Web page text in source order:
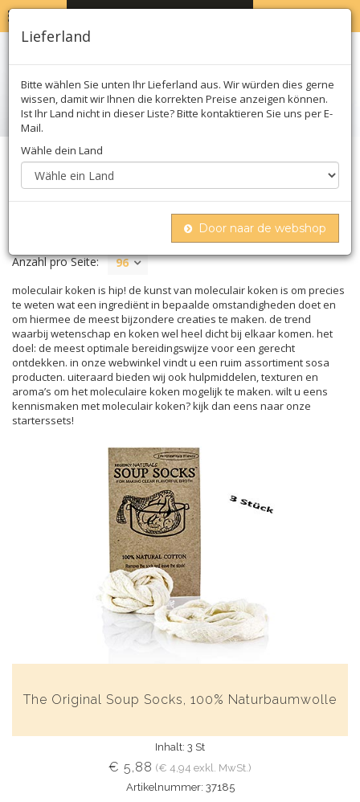
Molekular
Anzahl pro Seite: 96
moleculair koken is hip! de kunst van moleculair koken is om precies
te weten wat een ingrediënt in bepaalde omstandigheden doet en
om hiermee de meest bijzondere creaties te maken. de trend
waarbij wetenschap en koken wel heel dicht bij elkaar komen. het
doel: de meest optimale bereidingswijze voor een gerecht
ontdekken. in onze webwinkel vindt u een ruim assortiment sosa
producten. uiteraard bieden wij ook hulpmiddelen, texturen en
aroma’s om het moleculaire koken mogelijk te maken. wilt u eens
kennismaken met moleculair koken? kijk dan eens naar onze
starterssets!
The Original Soup Socks, 100% Naturbaumwolle
Inhalt: 3 St
€ 5,88 (€ 4,94 exkl. MwSt.)
Artikelnummer: 37185
Lieferland
Bitte wählen Sie unten Ihr Lieferland aus. Wir würden dies gerne
wissen, damit wir Ihnen die korrekten Preise anzeigen können.
Ist Ihr Land nicht in dieser Liste? Bitte kontaktieren Sie uns per E-
Mail.
Wähle dein Land
Door naar de webshop